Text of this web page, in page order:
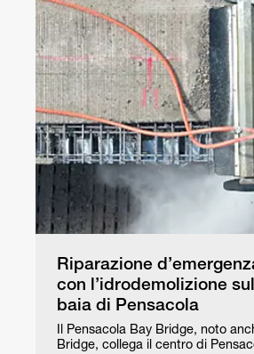
Riparazione
con l’idrodemolizione
baia di Pensacola
Il Pensacola Bay Bridge, noto
Bridge, collega il centro di